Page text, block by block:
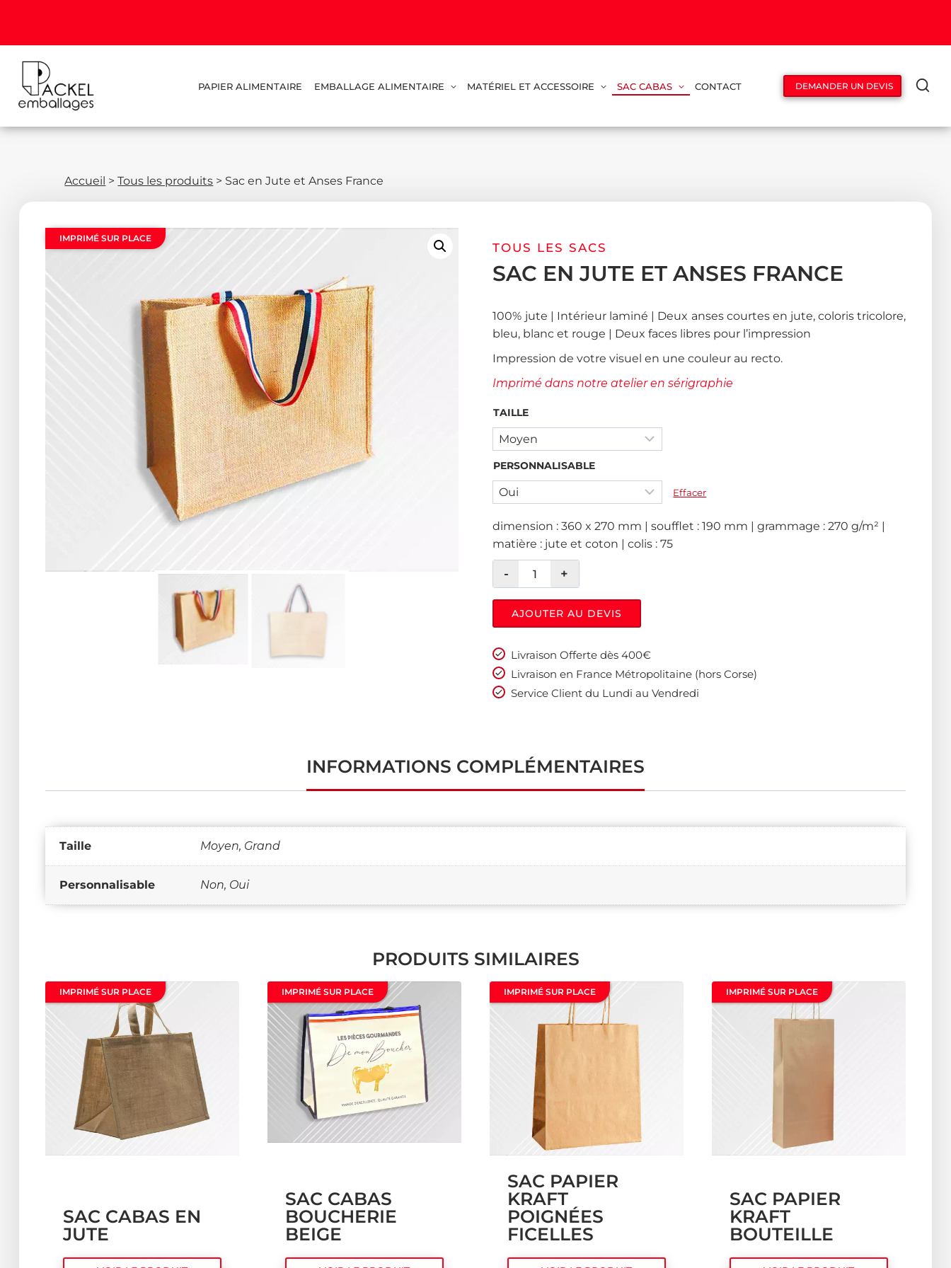
PAPIER ALIMENTAIRE EMBALLAGE ALIMENTAIRE MATÉRIEL ET ACCESSOIRE SAC CABAS CONTACT DEMANDER UN DEVIS
Accueil >Tous les produits > Sac en Jute et Anses France
IMPRIMÉ SUR PLACE
TOUS LES SACS
SAC EN JUTE ET ANSES FRANCE
100% jute | Intérieur laminé | Deux anses courtes en jute, coloris tricolore,
bleu, blanc et rouge | Deux faces libres pour l’impression
Impression de votre visuel en une couleur au recto.
Imprimé dans notre atelier en sérigraphie
TAILLE
PERSONNALISABLE
Effacer
dimension : 360 x 270 mm | soufflet : 190 mm | grammage : 270 g/m² |
matière : jute et coton | colis : 75
AJOUTER AU DEVIS
Livraison Offerte dès 400€
Livraison en France Métropolitaine (hors Corse)
Service Client du Lundi au Vendredi
INFORMATIONS COMPLÉMENTAIRES
Taille Moyen, Grand
Personnalisable Non, Oui
PRODUITS SIMILAIRES
SAC CABAS EN
JUTE
IMPRIMÉ SUR PLACE
SAC CABAS
BOUCHERIE
BEIGE
IMPRIMÉ SUR PLACE
SAC PAPIER
KRAFT
POIGNÉES
FICELLES
IMPRIMÉ SUR PLACE
SAC PAPIER
KRAFT
BOUTEILLE
IMPRIMÉ SUR PLACE